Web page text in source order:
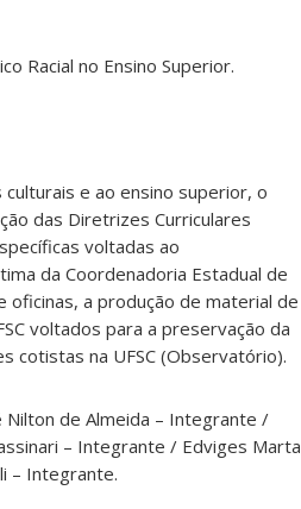
Racial no Ensino Superior.
e ao ensino superior, o
das Diretrizes Curriculares
voltadas ao
da Coordenadoria Estadual de
oficinas, a produção de material de
voltados para a preservação da
cotistas na UFSC (Observatório).
de Almeida – Integrante /
– Integrante / Edviges Marta
– Integrante.